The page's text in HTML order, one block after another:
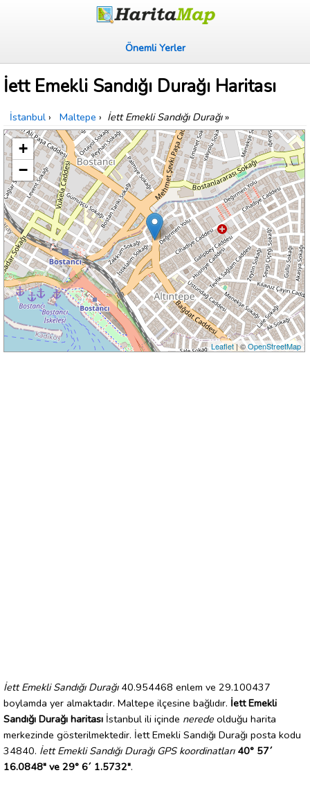
Önemli Yerler
İett Emekli Sandığı Durağı Haritası
İstanbul › Maltepe › İett Emekli Sandığı Durağı»
+
−
Leaflet| ©OpenStreetMap
İett Emekli Sandığı Durağı40.954468 enlem ve 29.100437
boylamda yer almaktadır. Maltepe ilçesine bağlıdır. İett Emekli
Sandığı Durağı haritası İstanbul ili içinde nerede olduğu harita
merkezinde gösterilmektedir. İett Emekli Sandığı Durağı posta kodu
34840. İett Emekli Sandığı Durağı GPS koordinatları 40° 57´
16.0848" ve 29° 6´ 1.5732".